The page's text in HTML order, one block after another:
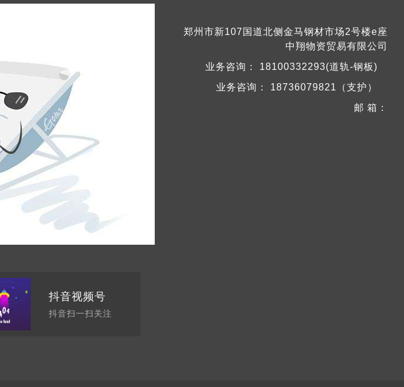
抖音视频号
抖音扫一扫关注
郑州市新107国道北侧金马钢材市场2号楼e座
中翔物资贸易有限公司
业务咨询：
18100332293(道轨-钢板)
业务咨询：
18736079821（支护）
邮 箱：